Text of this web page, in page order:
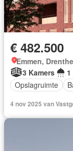
€ 482.500
Emmen, Drenthe
3 Kamers
Opslagruimte
4 nov 2025 van